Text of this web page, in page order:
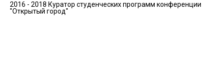
2016 - 2018 Куратор студенческих программ конференции
"Открытый город"